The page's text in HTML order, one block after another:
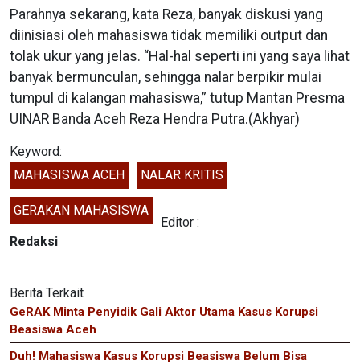
Parahnya sekarang, kata Reza, banyak diskusi yang
diinisiasi oleh mahasiswa tidak memiliki output dan
tolak ukur yang jelas. “Hal-hal seperti ini yang saya lihat
banyak bermunculan, sehingga nalar berpikir mulai
tumpul di kalangan mahasiswa,” tutup Mantan Presma
UINAR Banda Aceh Reza Hendra Putra.(Akhyar)
Keyword:
MAHASISWA ACEH
NALAR KRITIS
GERAKAN MAHASISWA
Editor :
Redaksi
Berita Terkait
GeRAK Minta Penyidik Gali Aktor Utama Kasus Korupsi
Beasiswa Aceh
Duh! Mahasiswa Kasus Korupsi Beasiswa Belum Bisa